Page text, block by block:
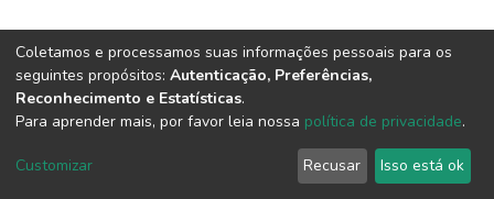
DSpace software copyright © 2002-2026 LYRASIS
Cookie
End User
Agreement
Send
Feedback
Coletamos e processamos suas informações pessoais para os
seguintes propósitos: Autenticação, Preferências,
Reconhecimento e Estatísticas.
Para aprender mais, por favor leia nossa política de privacidade.
Customizar Recusar Isso está ok